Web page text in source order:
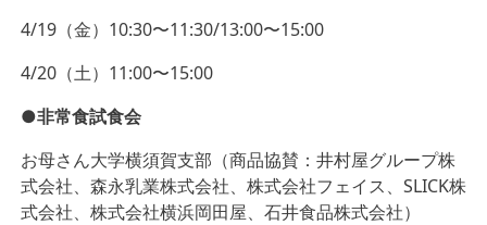
4/19（金）10:30〜11:30/13:00〜15:00
4/20（土）11:00〜15:00
●非常食試食会
お母さん大学横須賀支部（商品協賛：井村屋グループ株
式会社、森永乳業株式会社、株式会社フェイス、SLICK株
式会社、株式会社横浜岡田屋、石井食品株式会社）